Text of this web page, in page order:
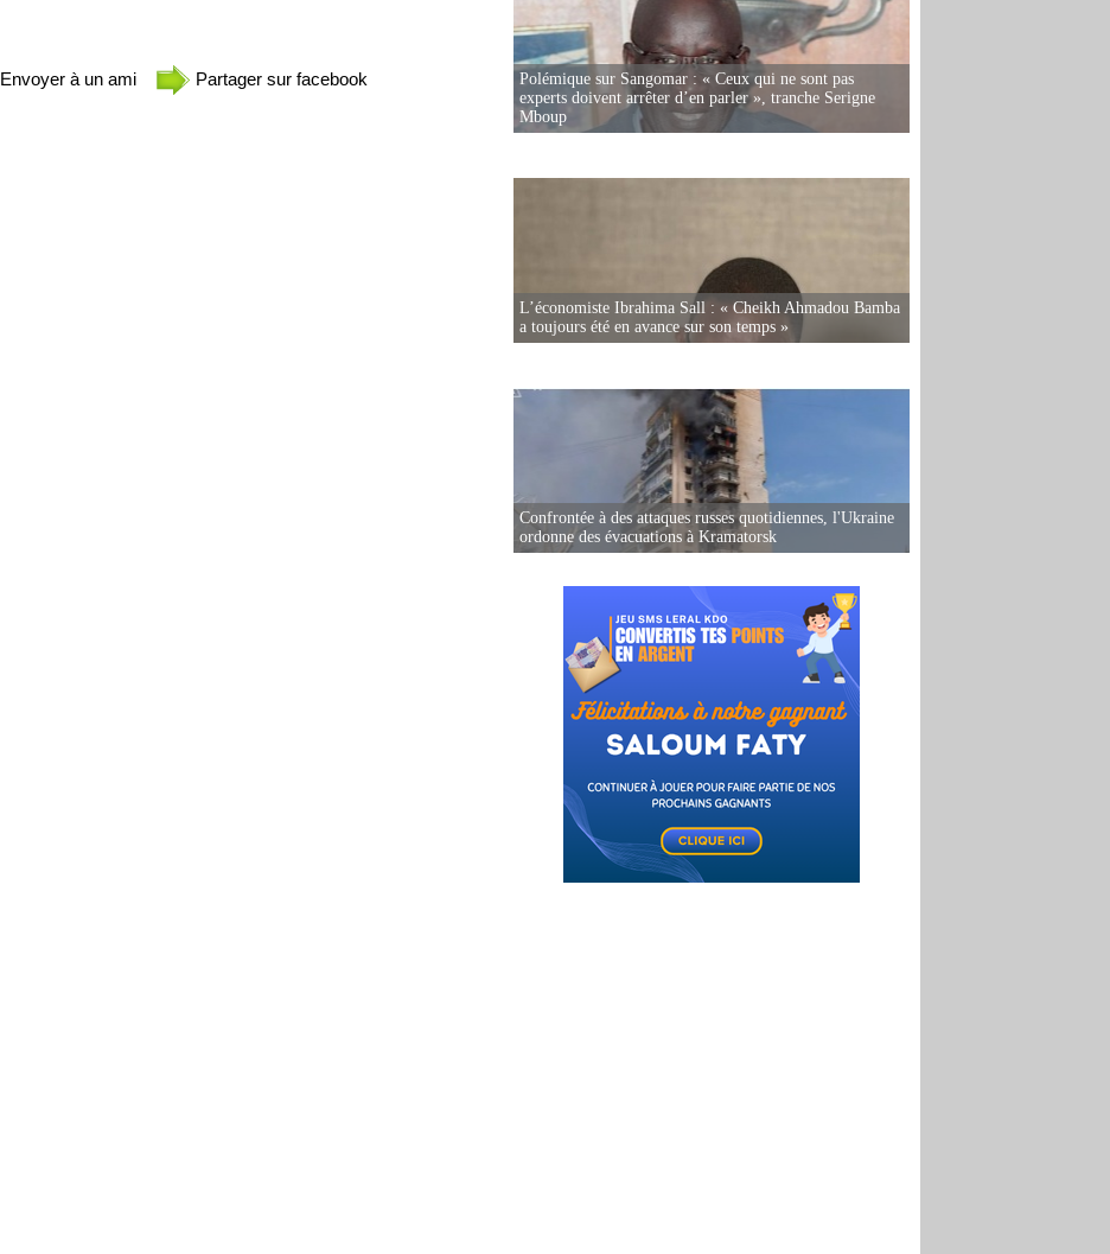
Envoyer à un ami Partager sur facebook
Polémique sur Sangomar : « Ceux qui ne sont pas
experts doivent arrêter d’en parler », tranche Serigne
Mboup
L’économiste Ibrahima Sall : « Cheikh Ahmadou Bamba
a toujours été en avance sur son temps »
Confrontée à des attaques russes quotidiennes, l'Ukraine
ordonne des évacuations à Kramatorsk